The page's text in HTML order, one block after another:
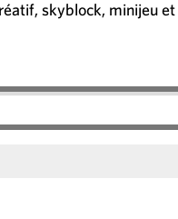
skyblock, minijeu